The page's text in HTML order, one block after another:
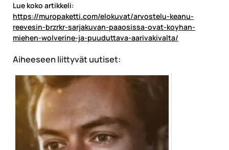
Lue koko artikkeli:
https://muropaketti.com/elokuvat/arvostelu-keanu-
reevesin-brzrkr-sarjakuvan-paaosissa-ovat-koyhan-
miehen-wolverine-ja-puuduttava-aarivakivalta/
Aiheeseen liittyvät uutiset: